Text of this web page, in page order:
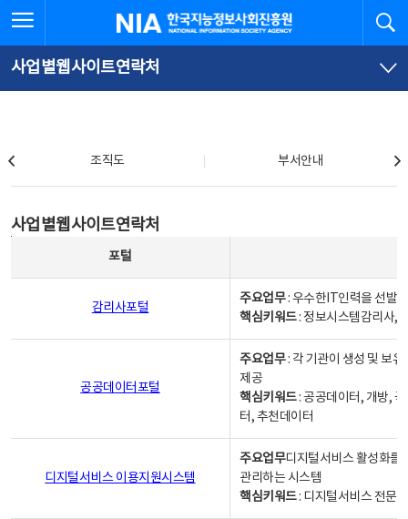
문
로
가
체
뉴
바
가
한국지능정보사회진흥원
사업별웹사이트연락처
조직도 부서안내
사업별웹사이트연락처
포털
감리사포털
주요업무: 우수한IT인력을 선발
핵심키워드: 정보시스템감리사,
공공데이터포털
주요업무: 각 기관이 생성 및 보
제공
핵심키워드: 공공데이터, 개방,
터, 추천데이터
디지털서비스 이용지원시스템
주요업무디지털서비스 활성화를
관리하는 시스템
핵심키워드: 디지털서비스 전문